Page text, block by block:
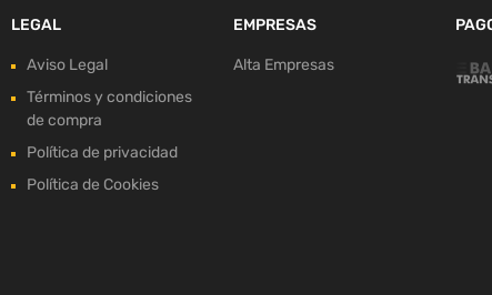
LEGAL
Aviso Legal
Términos y condiciones
de compra
Política de privacidad
Política de Cookies
EMPRESAS
Alta Empresas